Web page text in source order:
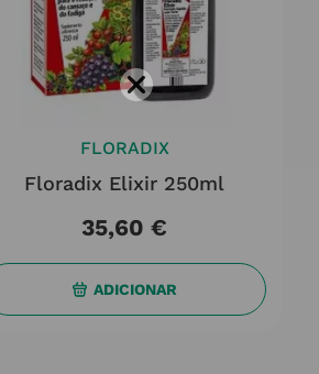
FLORADIX
Floradix Elixir 250ml
35,60 €
ADICIONAR